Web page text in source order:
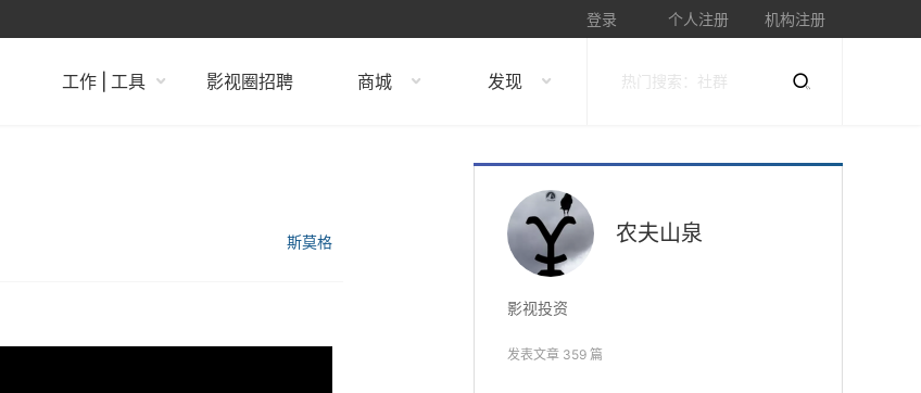
登录 个人注册 机构注册
工作 | 工具 影视圈招聘 商城 发现
斯莫格 农夫山泉
影视投资
发表文章 359 篇